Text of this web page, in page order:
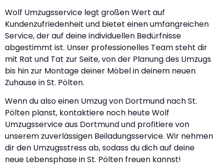
Wolf Umzugsservice legt großen Wert auf
Kundenzufriedenheit und bietet einen umfangreichen
Service, der auf deine individuellen Bedürfnisse
abgestimmt ist. Unser professionelles Team steht dir
mit Rat und Tat zur Seite, von der Planung des Umzugs
bis hin zur Montage deiner Möbel in deinem neuen
Zuhause in St. Pölten.
Wenn du also einen Umzug von Dortmund nach St.
Pölten planst, kontaktiere noch heute Wolf
Umzugsservice aus Dortmund und profitiere von
unserem zuverlässigen Beiladungsservice. Wir nehmen
dir den Umzugsstress ab, sodass du dich auf deine
neue Lebensphase in St. Pölten freuen kannst!